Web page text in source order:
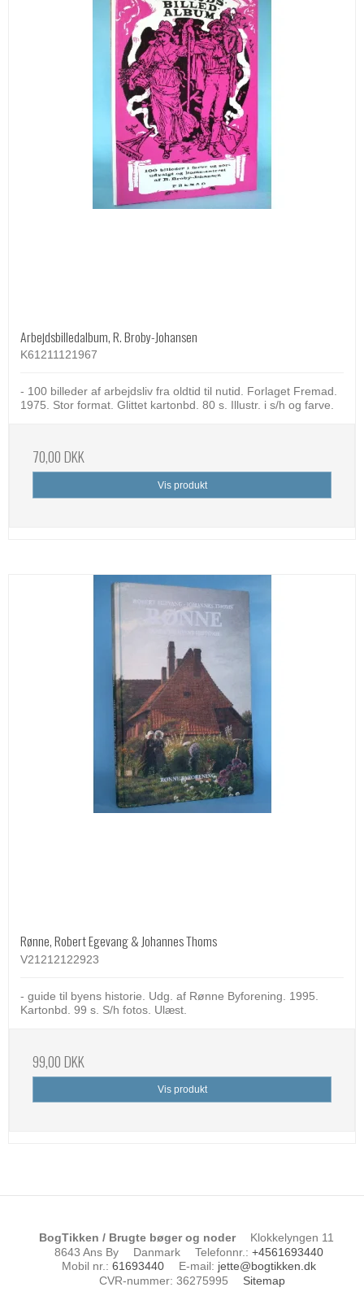
Arbejdsbilledalbum, R. Broby-Johansen
K61211121967
- 100 billeder af arbejdsliv fra oldtid til nutid. Forlaget Fremad.
1975. Stor format. Glittet kartonbd. 80 s. Illustr. i s/h og farve.
70,00 DKK
Vis produkt
Rønne, Robert Egevang & Johannes Thoms
V21212122923
- guide til byens historie. Udg. af Rønne Byforening. 1995.
Kartonbd. 99 s. S/h fotos. Ulæst.
99,00 DKK
Vis produkt
BogTikken / Brugte bøger og noder
Klokkelyngen 11
8643 Ans By
Danmark Telefonnr. : +4561693440
Mobil nr.: 61693440 E-mail: jette@bogtikken.dk
CVR-nummer: 36275995 Sitemap